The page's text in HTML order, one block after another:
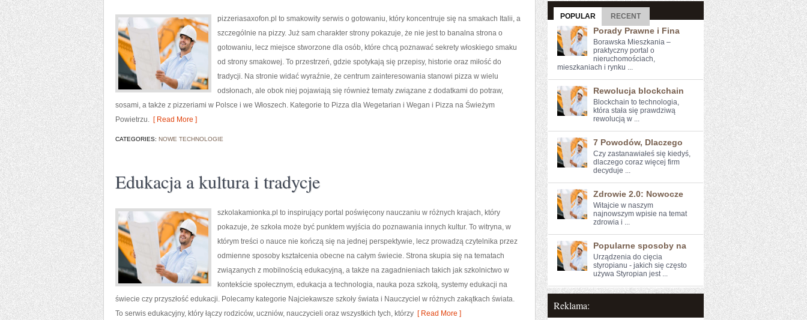
pizzeriasaxofon.pl to smakowity serwis o gotowaniu, który koncentruje się na smakach Italii, a
szczególnie na pizzy. Już sam charakter strony pokazuje, że nie jest to banalna strona o
gotowaniu, lecz miejsce stworzone dla osób, które chcą poznawać sekrety włoskiego smaku
od strony smakowej. To przestrzeń, gdzie spotykają się przepisy, historie oraz miłość do
tradycji. Na stronie widać wyraźnie, że centrum zainteresowania stanowi pizza w wielu
odsłonach, ale obok niej pojawiają się również tematy związane z dodatkami do potraw,
sosami, a także z pizzeriami w Polsce i we Włoszech. Kategorie to Pizza dla Wegetarian i Wegan i Pizza na Świeżym
Powietrzu. [ Read More ]
CATEGORIES: NOWE TECHNOLOGIE
Edukacja a kultura i tradycje
szkolakamionka.pl to inspirujący portal poświęcony nauczaniu w różnych krajach, który
pokazuje, że szkoła może być punktem wyjścia do poznawania innych kultur. To witryna, w
którym treści o nauce nie kończą się na jednej perspektywie, lecz prowadzą czytelnika przez
odmienne sposoby kształcenia obecne na całym świecie. Strona skupia się na tematach
związanych z mobilnością edukacyjną, a także na zagadnieniach takich jak szkolnictwo w
kontekście społecznym, edukacja a technologia, nauka poza szkołą, systemy edukacji na
świecie czy przyszłość edukacji. Polecamy kategorie Najciekawsze szkoły świata i Nauczyciel w różnych zakątkach świata.
To serwis edukacyjny, który łączy rodziców, uczniów, nauczycieli oraz wszystkich tych, którzy [ Read More ]
POPULAR RECENT
Porady Prawne i Fina
Borawska Mieszkania –
praktyczny portal o
nieruchomościach,
mieszkaniach i rynku ...
Rewolucja blockchain
Blockchain to⁢ technologia,
która stała się prawdziwą
rewolucją w ...
7 Powodów, Dlaczego
Czy zastanawiałeś się kiedyś,
dlaczego coraz więcej firm
decyduje ...
Zdrowie 2.0: Nowocze
Witajcie w naszym
⁢najnowszym wpisie na temat
zdrowia ​i ...
Popularne sposoby na
Urządzenia do cięcia
styropianu - jakich się często
używa Styropian jest ...
Reklama: